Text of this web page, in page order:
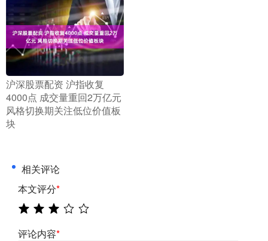
​沪深股票配资 沪指收复
4000点 成交量重回2万亿元
风格切换期关注低位价值板
块
相关评论
本文评分*
评论内容*